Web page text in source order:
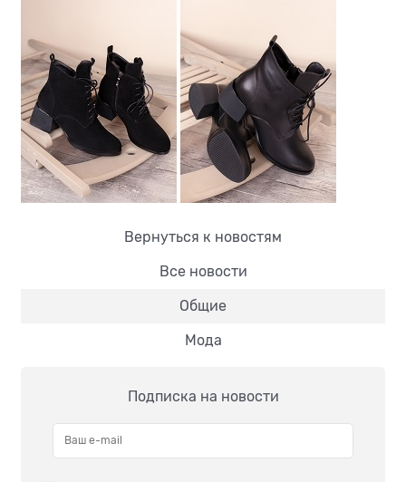
Вернуться к новостям
Все новости
Общие
Мода
Подписка на новости